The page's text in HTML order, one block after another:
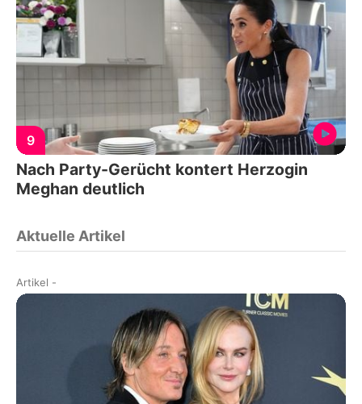
9
Nach Party-Gerücht kontert Herzogin
Meghan deutlich
Aktuelle Artikel
Artikel -